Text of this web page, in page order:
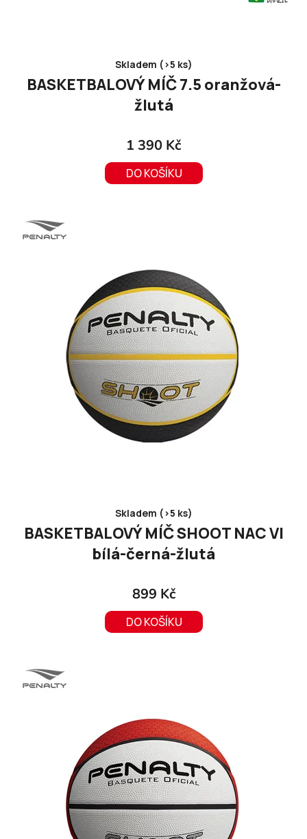
Skladem (>5 ks)
BASKETBALOVÝ MÍČ 7.5 oranžová-
žlutá
1 390 Kč
DO KOŠÍKU
Skladem (>5 ks)
BASKETBALOVÝ MÍČ SHOOT NAC VI
bílá-černá-žlutá
899 Kč
DO KOŠÍKU